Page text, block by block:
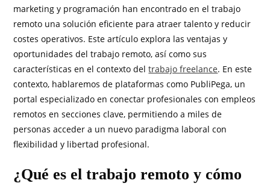
marketing y programación han encontrado en el trabajo
remoto una solución eficiente para atraer talento y reducir
costes operativos. Este artículo explora las ventajas y
oportunidades del trabajo remoto, así como sus
características en el contexto deltrabajo freelance. En este
contexto, hablaremos de plataformas como PubliPega, un
portal especializado en conectar profesionales con empleos
remotos en secciones clave, permitiendo a miles de
personas acceder a un nuevo paradigma laboral con
flexibilidad y libertad profesional.
¿Qué es el trabajo remoto y cómo